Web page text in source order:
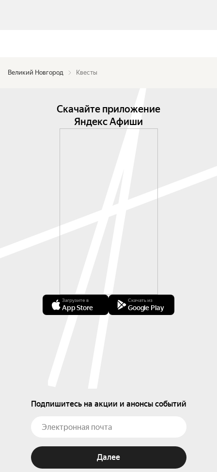
Великий Новгород Квесты
Скачайте приложение
Яндекс Афиши
Загрузите в
App Store
Скачать из
Google Play
Подпишитесь на акции и анонсы событий
Далее